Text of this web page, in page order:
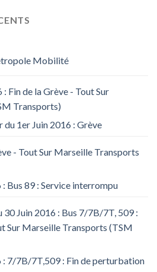
Mobilité
Fin de la Grève - Tout Sur
Transports)
du 1er Juin 2016 : Grève
- Tout Sur Marseille Transports
Bus 89 : Service interrompu
30 Juin 2016 : Bus 7/7B/7T, 509 :
Sur Marseille Transports (TSM
7/7B/7T,509 : Fin de perturbation